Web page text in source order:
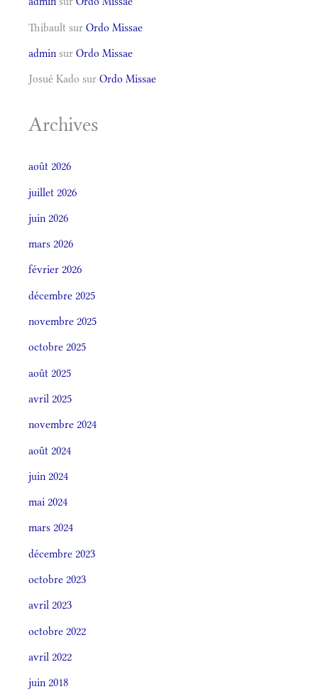
Thibault sur Ordo Missae
admin sur Ordo Missae
Josué Kado sur Ordo Missae
Archives
août 2026
juillet 2026
juin 2026
mars 2026
février 2026
décembre 2025
novembre 2025
octobre 2025
août 2025
avril 2025
novembre 2024
août 2024
juin 2024
mai 2024
mars 2024
décembre 2023
octobre 2023
avril 2023
octobre 2022
avril 2022
juin 2018